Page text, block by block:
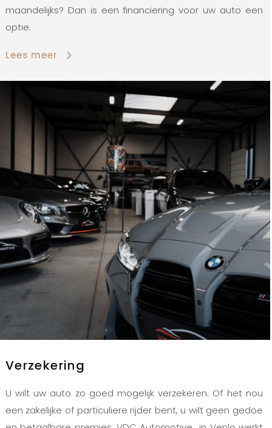
maandelijks? Dan is een financiering voor uw auto een
optie.
Lees meer
Verzekering
U wilt uw auto zo goed mogelijk verzekeren. Of het nou
een zakelijke of particuliere rijder bent, u wilt geen gedoe